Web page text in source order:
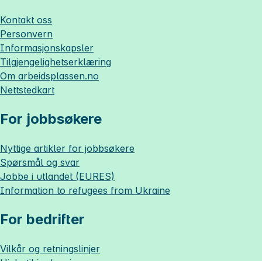
Kontakt oss
Personvern
Informasjonskapsler
Tilgjengelighetserklæring
Om arbeidsplassen.no
Nettstedkart
For jobbsøkere
Nyttige artikler for jobbsøkere
Spørsmål og svar
Jobbe i utlandet (EURES)
Information to refugees from Ukraine
For bedrifter
Vilkår og retningslinjer